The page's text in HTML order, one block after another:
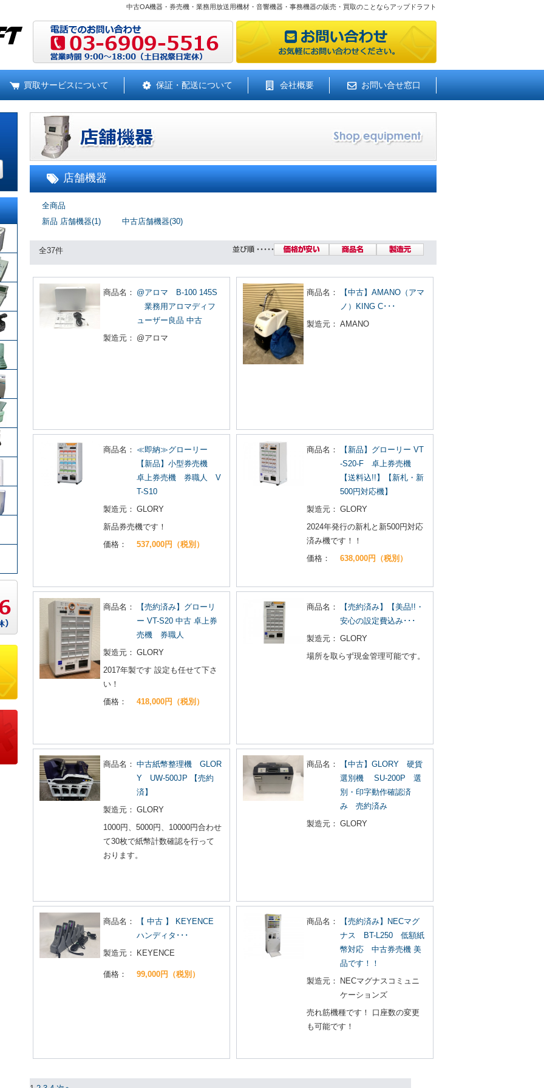
中古OA機器・券売機・業務用放送用機材・音響機器・事務機器の販売・買取のことならアップドラフト
買取サービスについて 保証・配送について 会社概要 お問い合せ窓口
店舗機器
全商品
新品 店舗機器(1)
中古店舗機器(30)
全37件
商品名： @アロマ B-100 145S
業務用アロマディフ
ューザー良品 中古
製造元： @アロマ
商品名：
【中古】AMANO（アマ
ノ）KING C･･･
製造元： AMANO
商品名： ≪即納≫グローリー
【新品】小型券売機
卓上券売機 券職人 V
T-S10
製造元： GLORY
新品券売機です！
価格：
537,000円（税別）
商品名：
【新品】グローリー VT
-S20-F 卓上券売機
【送料込!!】【新札・新
500円対応機】
製造元： GLORY
2024年発行の新札と新500円対応
済み機です！！
価格：
638,000円（税別）
商品名：
【売約済み】グローリ
ー VT-S20 中古 卓上券
売機 券職人
製造元： GLORY
2017年製です 設定も任せて下さ
い！
価格：
418,000円（税別）
商品名：
【売約済み】【美品!!・
安心の設定費込み･･･
製造元： GLORY
場所を取らず現金管理可能です。
商品名： 中古紙幣整理機 GLOR
Y UW-500JP 【売約
済】
製造元： GLORY
1000円、5000円、10000円合わせ
て30枚で紙幣計数確認を行って
おります。
商品名：
【中古】GLORY 硬貨
選別機 SU-200P 選
別・印字動作確認済
み 売約済み
製造元： GLORY
商品名：
【 中古 】 KEYENCE
ハンディタ･･･
製造元：
KEYENCE
価格： 99,000円（税別）
商品名：
【売約済み】NECマグ
ナス BT-L250 低額紙
幣対応 中古券売機 美
品です！！
製造元：
NECマグナスコミュニ
ケーションズ
売れ筋機種です！ 口座数の変更
も可能です！